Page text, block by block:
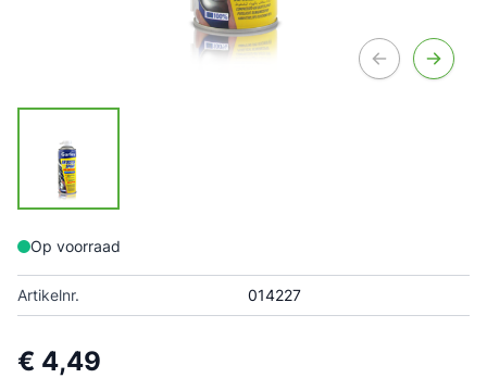
Op voorraad
Artikelnr. 014227
€ 4,49